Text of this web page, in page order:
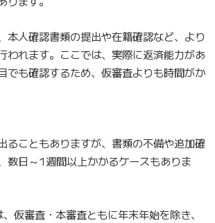
本人確認書類の提出や在籍確認など、より
われます。ここでは、実際に返済能力があ
でも確認するため、仮審査よりも時間がか
ることもありますが、書類の不備や追加確
数日～1週間以上かかるケースもありま
仮審査・本審査ともに年末年始を除き、